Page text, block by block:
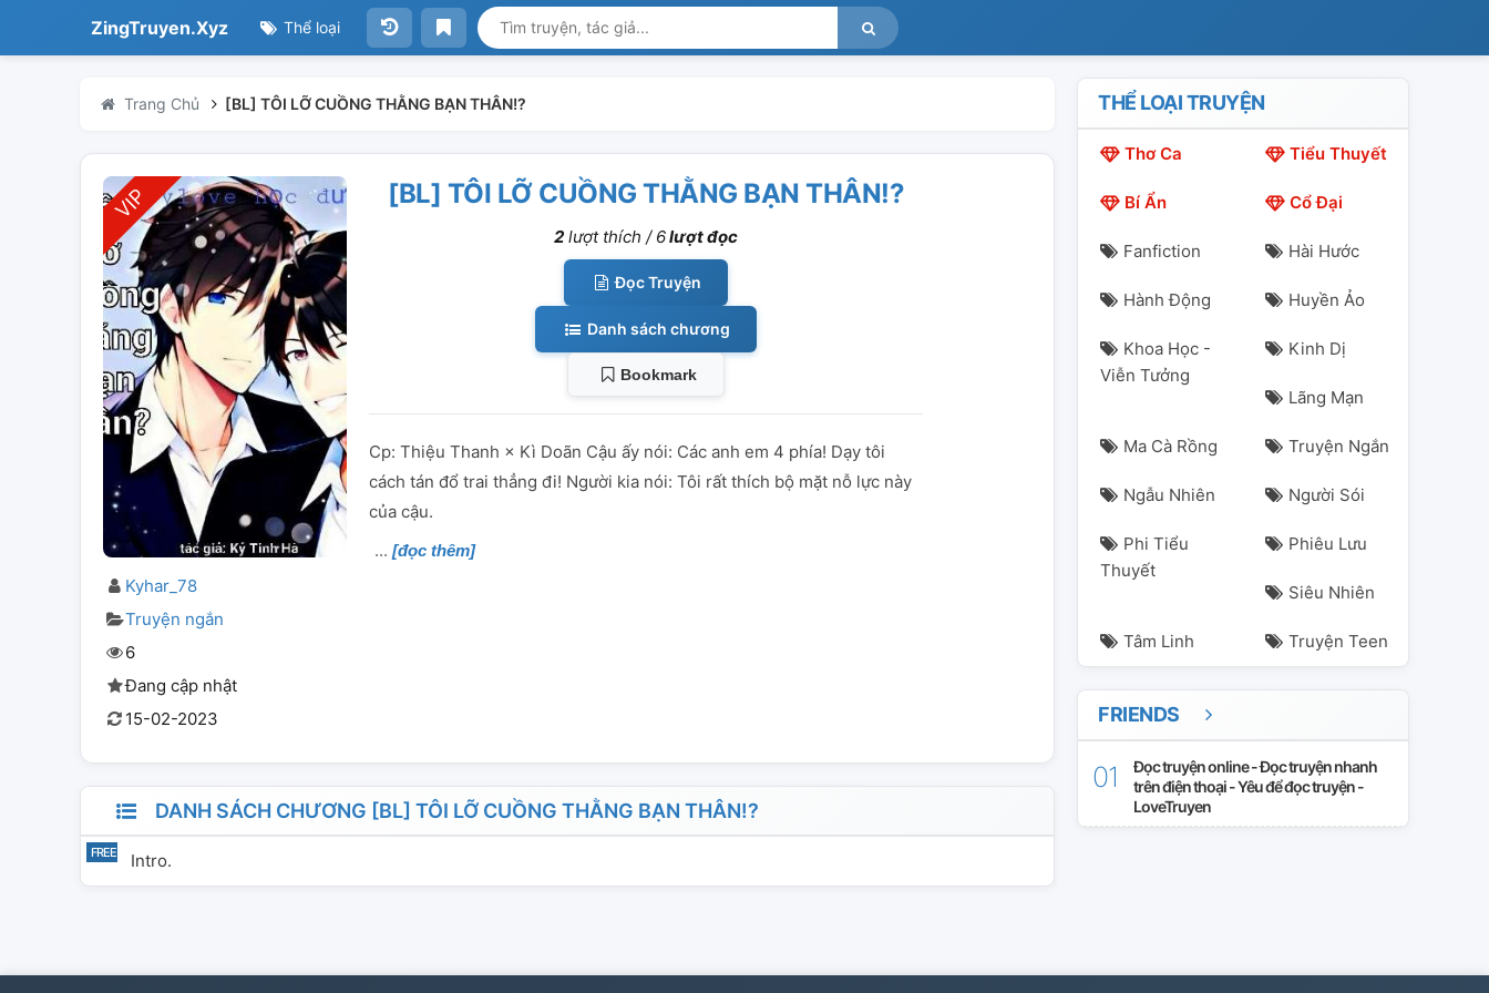
ZingTruyen.Xyz Thể loại
Trang Chủ [BL] TÔI LỠ CUỒNG THẰNG BẠN THÂN!?
Kyhar_78
Truyện ngắn
6
Đang cập nhật
15-02-2023
[BL] TÔI LỠ CUỒNG THẰNG BẠN THÂN!?
2 lượt thích / 6lượt đọc
Đọc Truyện
Danh sách chương
Bookmark
Cp: Thiệu Thanh × Kì Doãn Cậu ấy nói: Các anh em 4 phía! Dạy tôi
cách tán đổ trai thẳng đi! Người kia nói: Tôi rất thích bộ mặt nỗ lực này
của cậu.
[đọc thêm]
DANH SÁCH CHƯƠNG [BL] TÔI LỠ CUỒNG THẰNG BẠN THÂN!?
Intro.
THỂ LOẠI TRUYỆN
Thơ Ca Tiểu Thuyết
Bí Ẩn Cổ Đại
Fanfiction Hài Hước
Hành Động Huyền Ảo
Khoa Học -
Viễn Tưởng
Kinh Dị
Lãng Mạn
Ma Cà Rồng Truyện Ngắn
Ngẫu Nhiên Người Sói
Phi Tiểu
Thuyết
Phiêu Lưu
Siêu Nhiên
Tâm Linh Truyện Teen
FRIENDS
Đọc truyện online - Đọc truyện nhanh
trên điện thoại - Yêu để đọc truyện -
LoveTruyen